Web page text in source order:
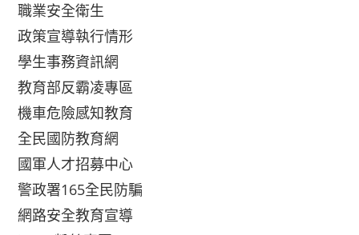
職業安全衛生
政策宣導執行情形
學生事務資訊網
教育部反霸凌專區
機車危險感知教育
全民國防教育網
國軍人才招募中心
警政署165全民防騙
網路安全教育宣導